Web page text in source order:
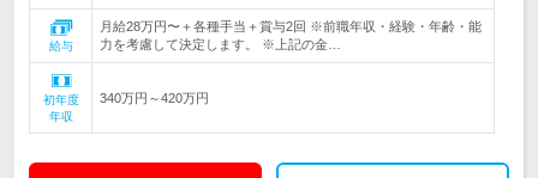
給与
月給28万円〜＋各種手当＋賞与2回 ※前職年収・経験・年齢・能
力を考慮して決定します。 ※上記の金…
初年度
年収
340万円～420万円